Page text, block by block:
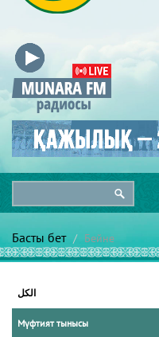
Басты бет Бейне
الكل
Мүфтият тынысы